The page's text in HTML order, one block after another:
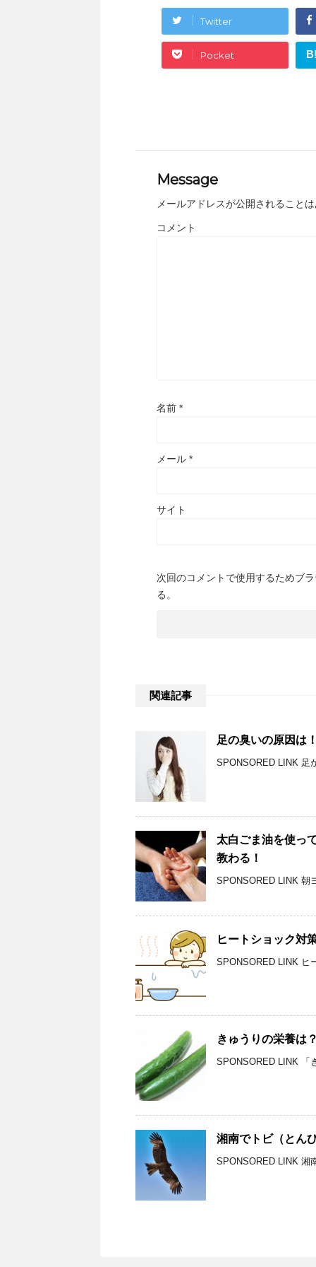
Twitter
Pocket
Message
メールアドレスが公開されること
コメント
名前 *
メール *
サイト
次回のコメントで使用するためブ
る。
関連記事
足の臭いの原因は
SPONSORED LINK 足
太白ごま油を使っ
教わる！
SPONSORED LINK 朝
ヒートショック
SPONSORED LINK ヒ
きゅうりの栄養は
SPONSORED LINK 「
湘南でトビ（とん
SPONSORED LINK 湘